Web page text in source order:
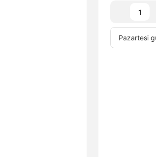
Pazartesi